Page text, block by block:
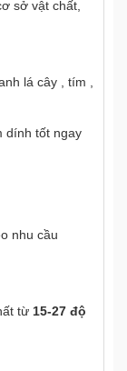
sở vật chất,
lá cây , tím ,
dính tốt ngay
nhu cầu
từ 15-27 độ